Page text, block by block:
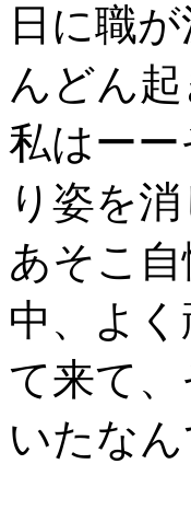
日に職
んどん起
私はー
り姿を
あそこ
中、よ
て来て
いたな